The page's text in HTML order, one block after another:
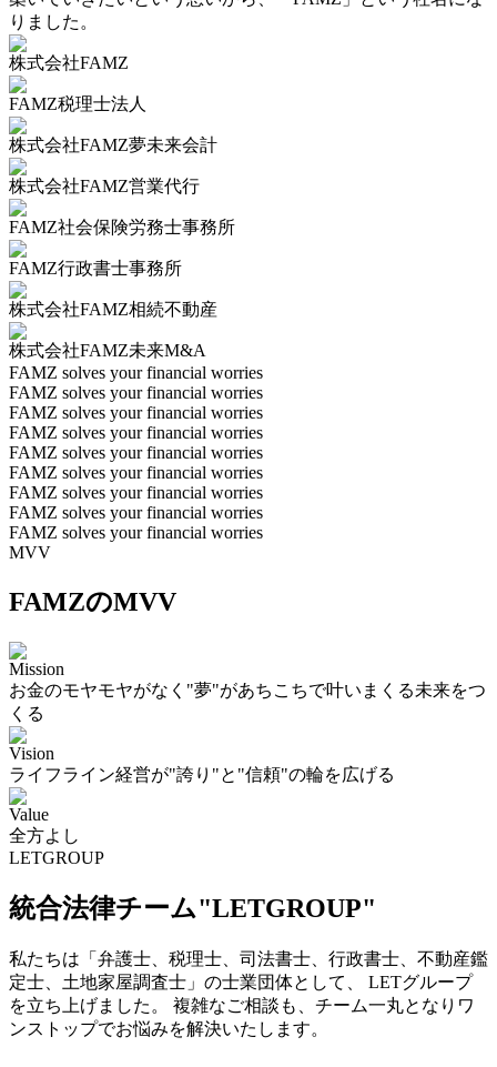
りました。
株式会社FAMZ
FAMZ税理士法人
株式会社FAMZ夢未来会計
株式会社FAMZ営業代行
FAMZ社会保険労務士事務所
FAMZ行政書士事務所
株式会社FAMZ相続不動産
株式会社FAMZ未来M&A
FAMZ solves your financial worries
FAMZ solves your financial worries
FAMZ solves your financial worries
FAMZ solves your financial worries
FAMZ solves your financial worries
FAMZ solves your financial worries
FAMZ solves your financial worries
FAMZ solves your financial worries
FAMZ solves your financial worries
MVV
FAMZのMVV
Mission
お金のモヤモヤがなく"夢"があちこちで叶いまくる未来をつ
くる
Vision
ライフライン経営が"誇り"と"信頼"の輪を広げる
Value
全方よし
LETGROUP
統合法律チーム"LETGROUP"
私たちは「弁護士、税理士、司法書士、行政書士、不動産鑑
定士、土地家屋調査士」の士業団体として、 LETグループ
を立ち上げました。 複雑なご相談も、チーム一丸となりワ
ンストップでお悩みを解決いたします。